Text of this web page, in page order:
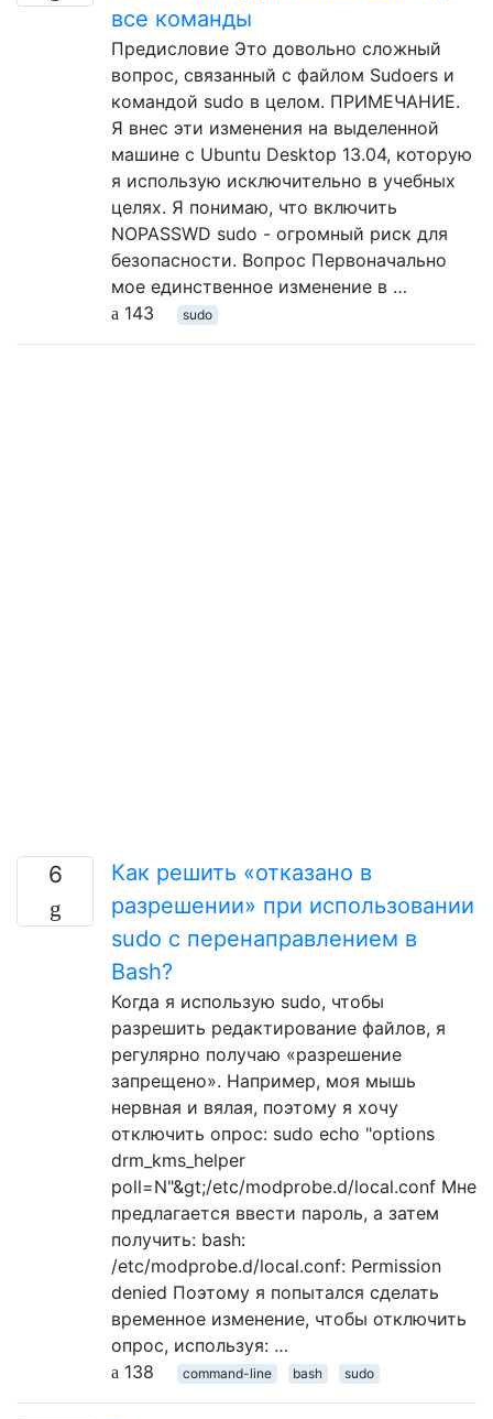
все команды
Предисловие Это довольно сложный
вопрос, связанный с файлом Sudoers и
командой sudo в целом. ПРИМЕЧАНИЕ.
Я внес эти изменения на выделенной
машине с Ubuntu Desktop 13.04, которую
я использую исключительно в учебных
целях. Я понимаю, что включить
NOPASSWD sudo - огромный риск для
безопасности. Вопрос Первоначально
мое единственное изменение в …
143
sudo
6
Как решить «отказано в
разрешении» при использовании
sudo с перенаправлением в
Bash?
Когда я использую sudo, чтобы
разрешить редактирование файлов, я
регулярно получаю «разрешение
запрещено». Например, моя мышь
нервная и вялая, поэтому я хочу
отключить опрос: sudo echo "options
drm_kms_helper
poll=N"&gt;/etc/modprobe.d/local.conf Мне
предлагается ввести пароль, а затем
получить: bash:
/etc/modprobe.d/local.conf: Permission
denied Поэтому я попытался сделать
временное изменение, чтобы отключить
опрос, используя: …
138
command-line bash sudo